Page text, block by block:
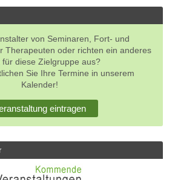
von Seminaren, Fort- und
Therapeuten oder richten ein anderes
für diese Zielgruppe aus?
Sie Ihre Termine in unserem
Kalender!
eintragen